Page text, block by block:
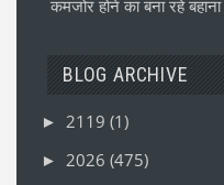
कमजोर होने का बना रहे बहाना
BLOG ARCHIVE
► 2119 (1)
► 2026 (475)